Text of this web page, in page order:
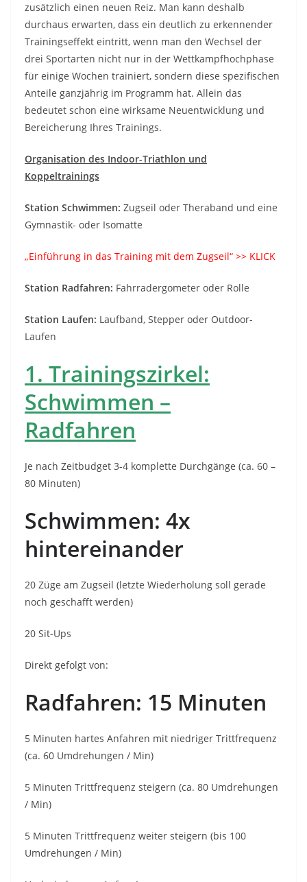
zusätzlich einen neuen Reiz. Man kann deshalb
durchaus erwarten, dass ein deutlich zu erkennender
Trainingseffekt eintritt, wenn man den Wechsel der
drei Sportarten nicht nur in der Wettkampfhochphase
für einige Wochen trainiert, sondern diese spezifischen
Anteile ganzjährig im Programm hat. Allein das
bedeutet schon eine wirksame Neuentwicklung und
Bereicherung Ihres Trainings.
Organisation des Indoor-Triathlon und
Koppeltrainings
Station Schwimmen: Zugseil oder Theraband und eine
Gymnastik- oder Isomatte
„Einführung in das Training mit dem Zugseil“ >> KLICK
Station Radfahren: Fahrradergometer oder Rolle
Station Laufen: Laufband, Stepper oder Outdoor-
Laufen
1. Trainingszirkel:
Schwimmen –
Radfahren
Je nach Zeitbudget 3-4 komplette Durchgänge (ca. 60 –
80 Minuten)
Schwimmen: 4x
hintereinander
20 Züge am Zugseil (letzte Wiederholung soll gerade
noch geschafft werden)
20 Sit-Ups
Direkt gefolgt von:
Radfahren: 15 Minuten
5 Minuten hartes Anfahren mit niedriger Trittfrequenz
(ca. 60 Umdrehungen / Min)
5 Minuten Trittfrequenz steigern (ca. 80 Umdrehungen
/ Min)
5 Minuten Trittfrequenz weiter steigern (bis 100
Umdrehungen / Min)